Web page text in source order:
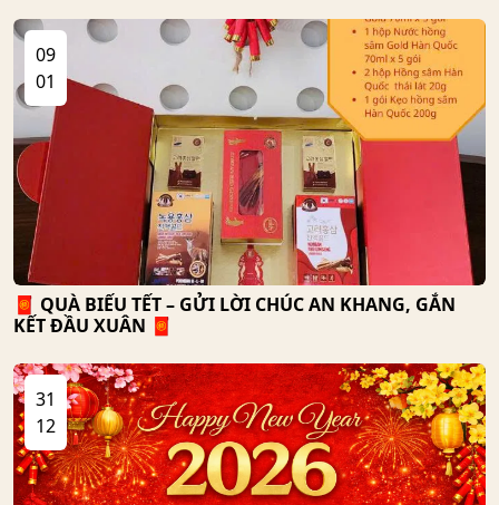
09
01
🧧 QUÀ BIẾU TẾT – GỬI LỜI CHÚC AN KHANG, GẮN
KẾT ĐẦU XUÂN 🧧
31
12